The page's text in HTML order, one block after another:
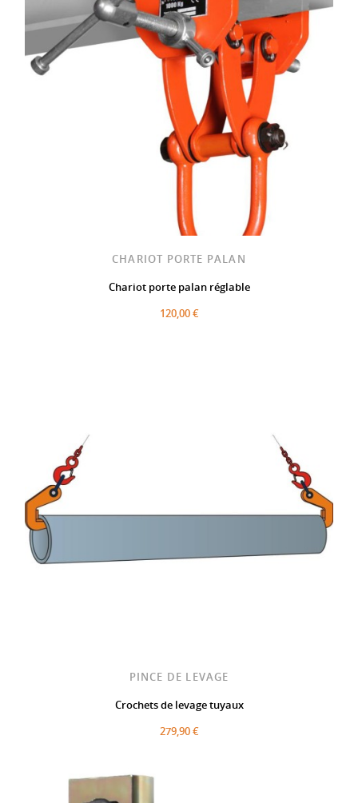
CHARIOT PORTE PALAN
Chariot porte palan réglable
120,00 €
PINCE DE LEVAGE
Crochets de levage tuyaux
279,90 €